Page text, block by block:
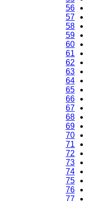
56
57
58
59
60
61
62
63
64
65
66
67
68
69
70
71
72
73
74
75
76
77